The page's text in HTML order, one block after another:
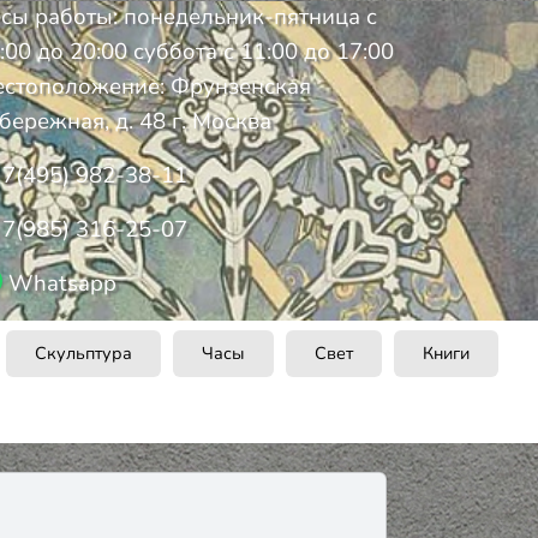
работы: понедельник-пятница с
до 20:00 суббота с 11:00 до 17:00
Фрунзенская
д. 48 г. Москва
982-38-11
316-25-07
Whatsapp
Скульптура Часы Свет Книги